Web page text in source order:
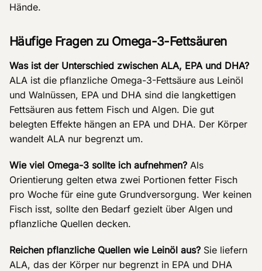
Hände.
Häufige Fragen zu Omega-3-Fettsäuren
Was ist der Unterschied zwischen ALA, EPA und DHA?
ALA ist die pflanzliche Omega-3-Fettsäure aus Leinöl
und Walnüssen, EPA und DHA sind die langkettigen
Fettsäuren aus fettem Fisch und Algen. Die gut
belegten Effekte hängen an EPA und DHA. Der Körper
wandelt ALA nur begrenzt um.
Wie viel Omega-3 sollte ich aufnehmen? Als
Orientierung gelten etwa zwei Portionen fetter Fisch
pro Woche für eine gute Grundversorgung. Wer keinen
Fisch isst, sollte den Bedarf gezielt über Algen und
pflanzliche Quellen decken.
Reichen pflanzliche Quellen wie Leinöl aus? Sie liefern
ALA, das der Körper nur begrenzt in EPA und DHA